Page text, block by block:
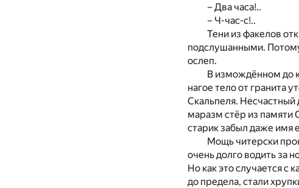
– Два часа!..
– Ч-час-с!..
Тени из факелов
подслушанными. Потому
ослеп.
В измождённом до
нагое тело от гранита
Скальпеля. Несчастный
маразм стёр из памяти
старик забыл даже имя
Мощь читерски
очень долго водить за
Но как это случается
до предела, стали